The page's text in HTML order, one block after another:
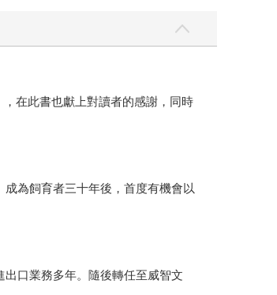
在此書也獻上對讀者的感謝，同時
為飼育者三十年後，首度有機會以
口業務多年。隨後轉任至威智文